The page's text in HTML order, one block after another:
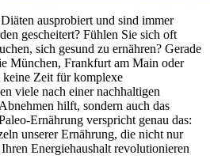
ausprobiert und sind immer
gescheitert? Fühlen Sie sich oft
sich gesund zu ernähren? Gerade
München, Frankfurt am Main oder
Zeit für komplexe
viele nach einer nachhaltigen
hilft, sondern auch das
Ernährung verspricht genau das:
unserer Ernährung, die nicht nur
Energiehaushalt revolutionieren